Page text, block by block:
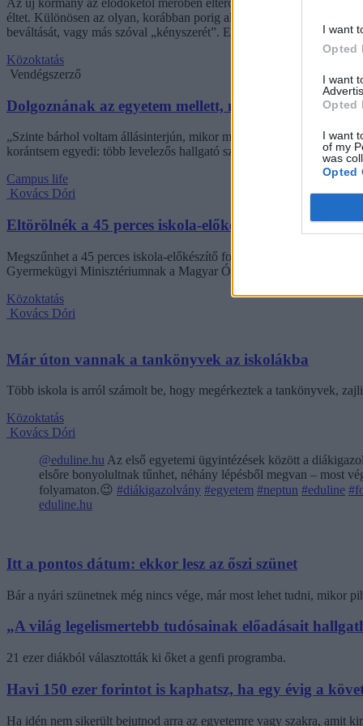
I want
Opted
I want
Opted
I want
of my
was
Opted
Az új kormány az elődökétől merőben eltérő kommunikációs
éltet. Különösen az olyan, korábban porig alázott ágazatban, mint
beváltását, vagy más szóval „kényszerét”. Ennek, az amúgy pozitív
Közoktatás
Vendégszerző
Dolgoznának az egyetem mellett, mégsem
„Szinte bárhol voltam állásinterjún, mikor megtudták, hogy levelező
korántsem egyedi: több levelezős hallgató számolt be hasonló
Campus life
Kovács Dóri
Eltörölnék a 45 perces iskola-előkészítőt, újra az
Megszűnhet a 45 perces iskola-előkészítő foglalkozás, újra az
Gyermekügyi Minisztériumnak a Magyar Óvodapedagógiai Egyesület.
Közoktatás
Kovács Dóri
Már úton vannak a tankönyvek az iskolákba
Több iskola is arról számolt be, hogy megérkeztek a tankönyvek,
Közoktatás
Kovács Dóri
@eduline.hu Az első egyetemi ügyintézések között a
elsőre bonyolultnak tűnhet, néhány lépésből megvan – most
folyamaton.😉 #diákigazolvány #egyetem #neptun #eduline
eduline.hu
Itt a pontos dátum: ekkor lesz az őszi szünet
Bár a nyári szünetnek még nincs vége, már most lehet tudni, mikor
„A világ legelismertebb tudósainak előadásait
21 ezer diákból választották ki őket a genfi programba.
Havi 150 ezer forintot is kaphatsz, ha egy évig a
Ha idén nem sikerült bejutnod arra az egyetemre vagy szakra, amit